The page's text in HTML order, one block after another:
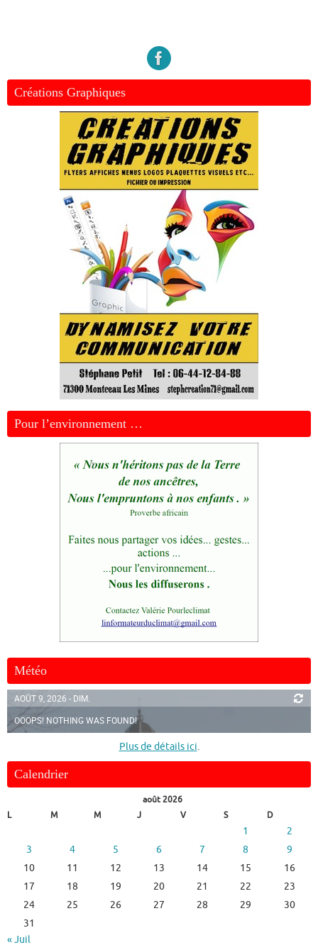
Créations Graphiques
Pour l’environnement …
Météo
AOÛT 9, 2026 - DIM.
OOOPS! NOTHING WAS FOUND!
Plus de détails ici.
Calendrier
août 2026
L
M M J V S D
1
2
3
4 5 6 7 8
9
10
11 12 13 14 15
16
17
18 19 20 21 22
23
24
25 26 27 28 29
30
31
« Juil